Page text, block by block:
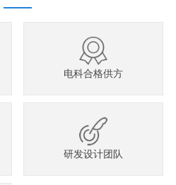
电科合格供方
研发设计团队